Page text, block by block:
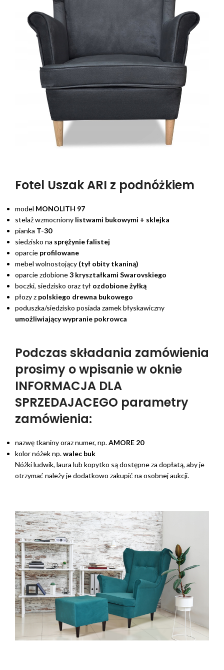
Fotel Uszak ARI z podnóżkiem
model MONOLITH 97
stelaż wzmocniony listwami bukowymi + sklejka
pianka T-30
siedzisko na sprężynie falistej
oparcie profilowane
mebel wolnostojący (tył obity tkaniną)
oparcie zdobione3 kryształkami Swarovskiego
boczki, siedzisko oraz tył ozdobione żyłką
płozy z polskiego drewna bukowego
poduszka/siedzisko posiada zamek błyskawiczny
umożliwiający wypranie pokrowca
Podczas składania zamówienia
prosimy o wpisanie w oknie
INFORMACJA DLA
SPRZEDAJACEGO parametry
zamówienia:
nazwę tkaniny oraz numer, np.AMORE 20
kolor nóżek np.walec buk
Nóżki ludwik, laura lub kopytko są dostępne za dopłatą, aby je
otrzymać należy je dodatkowo zakupić na osobnej aukcji.